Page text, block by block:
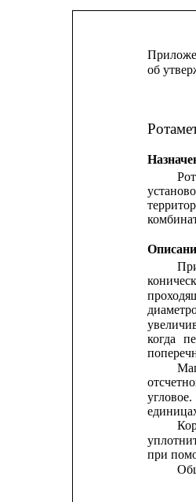
об
когда
угловое.
при